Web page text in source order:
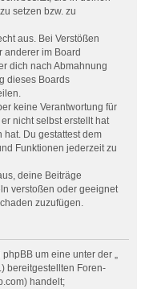
setzen bzw. zu
aus. Bei Verstößen
im Board
dich nach Abmahnung
dieses Boards
keine Verantwortung für
nicht selbst erstellt hat
Du gestattest dem
Funktionen jederzeit zu
deine Beiträge
verstoßen oder geeignet
zuzufügen.
um eine unter der „
bereitgestellten Foren-
handelt;